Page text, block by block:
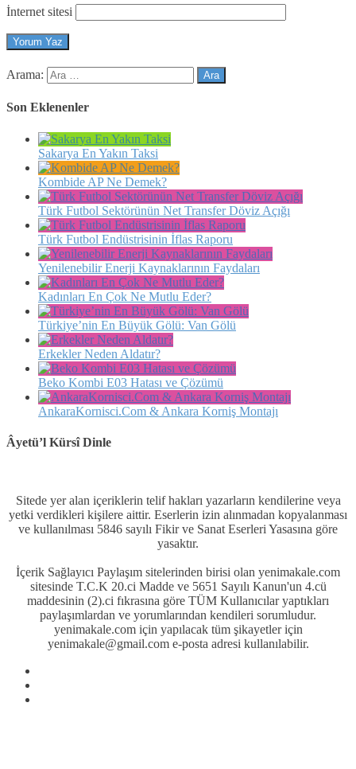
İnternet sitesi
Arama:
Son Eklenenler
Sakarya En Yakın Taksi
Kombide AP Ne Demek?
Türk Futbol Sektörünün Net Transfer Döviz Açığı
Türk Futbol Endüstrisinin İflas Raporu
Yenilenebilir Enerji Kaynaklarının Faydaları
Kadınları En Çok Ne Mutlu Eder?
Türkiye’nin En Büyük Gölü: Van Gölü
Erkekler Neden Aldatır?
Beko Kombi E03 Hatası ve Çözümü
AnkaraKornisci.Com & Ankara Korniş Montajı
Âyetü’l Kürsî Dinle
Sitede yer alan içeriklerin telif hakları yazarların kendilerine veya
yetki verdikleri kişilere aittir. Eserlerin izin alınmadan kopyalanması
ve kullanılması 5846 sayılı Fikir ve Sanat Eserleri Yasasına göre
yasaktır.
İçerik Sağlayıcı Paylaşım sitelerinden birisi olan yenimakale.com
sitesinde T.C.K 20.ci Madde ve 5651 Sayılı Kanun'un 4.cü
maddesinin (2).ci fıkrasına göre TÜM Kullanıcılar yaptıkları
paylaşımlardan ve yorumlarından kendileri sorumludur.
yenimakale.com için yapılacak tüm şikayetler için
yenimakale@gmail.com e-posta adresi kullanılabilir.